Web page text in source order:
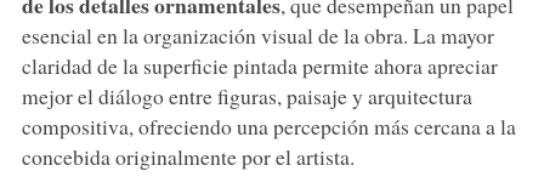
esencial en la organización visual de la obra. La mayor
claridad de la superficie pintada permite ahora apreciar
mejor el diálogo entre figuras, paisaje y arquitectura
compositiva, ofreciendo una percepción más cercana a la
concebida originalmente por el artista.